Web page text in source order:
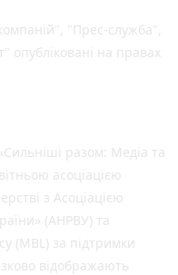
"Прес-служба",
опубліковані на правах
разом: Медіа та
асоціацією
з Асоціацією
(АНРВУ) та
(MBL) за підтримки
відображають